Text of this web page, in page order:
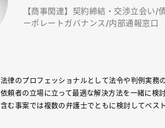
【商事関連】契約締結・交渉立会い
ーポレートガバナンス/内部通報窓口
法律のプロフェッショナルとして法令や判例実務
依頼者の立場に立って最適な解決方法を一緒に検
含む事案では複数の弁護士でともに検討してベス